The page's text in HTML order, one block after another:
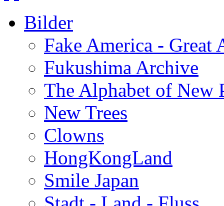
Bilder
Fake America - Great
Fukushima Archive
The Alphabet of New
New Trees
Clowns
HongKongLand
Smile Japan